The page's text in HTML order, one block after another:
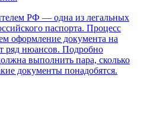
РФ — одна из легальных
паспорта. Процесс
оформление документа на
ряд нюансов. Подробно
выполнить пара, сколько
документы понадобятся.